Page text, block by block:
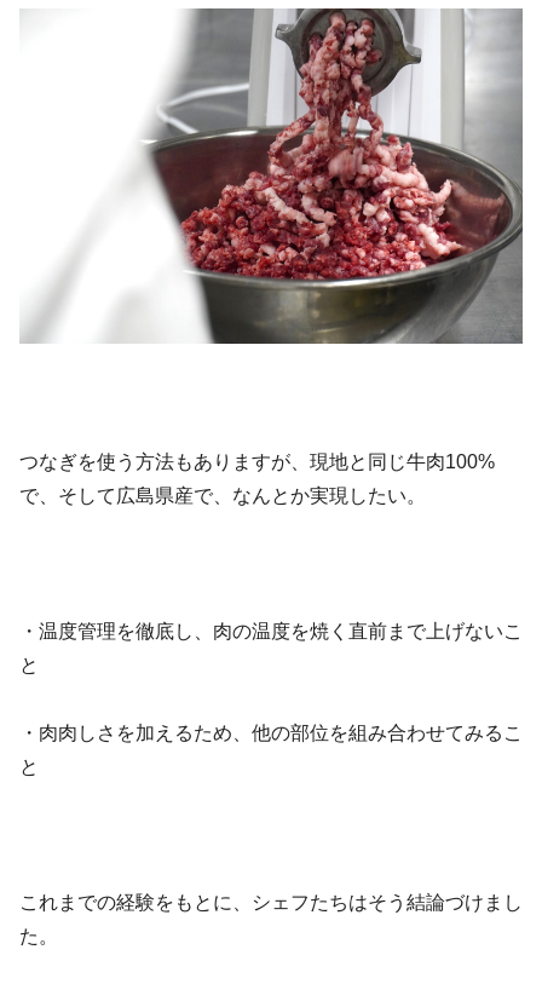
つなぎを使う方法もありますが、現地と同じ牛肉100%
で、そして広島県産で、なんとか実現したい。
・温度管理を徹底し、肉の温度を焼く直前まで上げないこ
と
・肉肉しさを加えるため、他の部位を組み合わせてみるこ
と
これまでの経験をもとに、シェフたちはそう結論づけまし
た。